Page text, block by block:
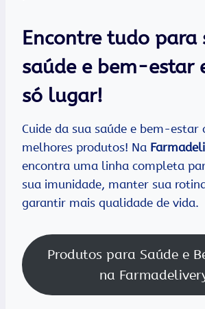
Encontre tudo para
saúde e bem-estar
só lugar!
Cuide da sua saúde e bem-estar
melhores produtos! Na
encontra uma linha completa
sua imunidade, manter sua
garantir mais qualidade de vida.
Produtos para Saúde e
na